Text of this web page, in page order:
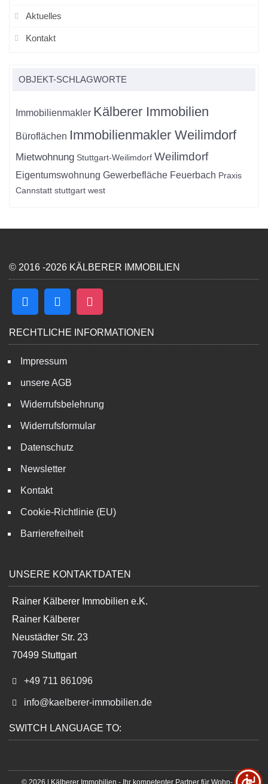
Aktuelles
Kontakt
OBJEKT-SCHLAGWORTE
Immobilienmakler Kälberer Immobilien
Büroflächen Immobilienmakler Weilimdorf
Mietwohnung Stuttgart-Weilimdorf Weilimdorf
Eigentumswohnung Gewerbefläche Feuerbach Praxis
Cannstatt stuttgart west
© 2016 -2026 KÄLBERER IMMOBILIEN
RECHTLICHE INFORMATIONEN
Impressum
unsere AGB
Widerrufsbelehrung
Widerrufsformular
Datenschutz
Newsletter
Kontakt
Cookie-Richtlinie (EU)
Barrierefreiheit
UNSERE KONTAKTDATEN
Rainer Kälberer Immobilien e.K.
Rainer Kälberer
Neustädter Str. 23
70499 Stuttgart
+49 711 861096
info@kaelberer-immobilien.de
SWITCH LANGUAGE TO:
© 2026 | Kälberer Immobilien - Ihr kompetenter Partner für Wohn- und